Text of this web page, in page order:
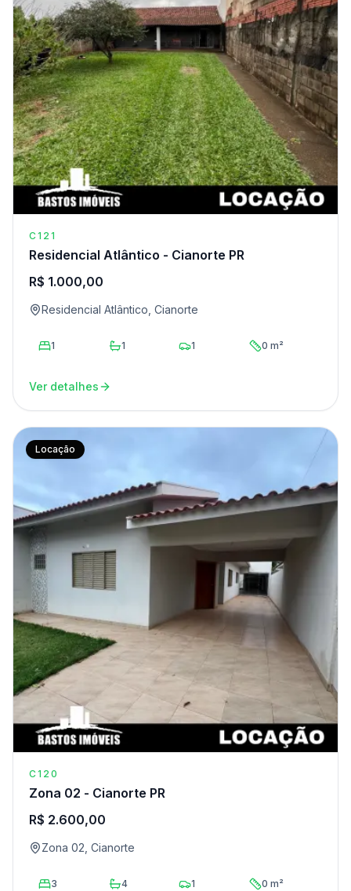
C121
Residencial Atlântico - Cianorte PR
R$ 1.000,00
Residencial Atlântico, Cianorte
1 1 1 0 m²
Ver detalhes
Locação
C120
Zona 02 - Cianorte PR
R$ 2.600,00
Zona 02, Cianorte
3 4 1 0 m²